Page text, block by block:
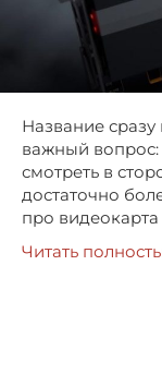
Название сразу
важный вопрос:
смотреть в
достаточно
про
Читать